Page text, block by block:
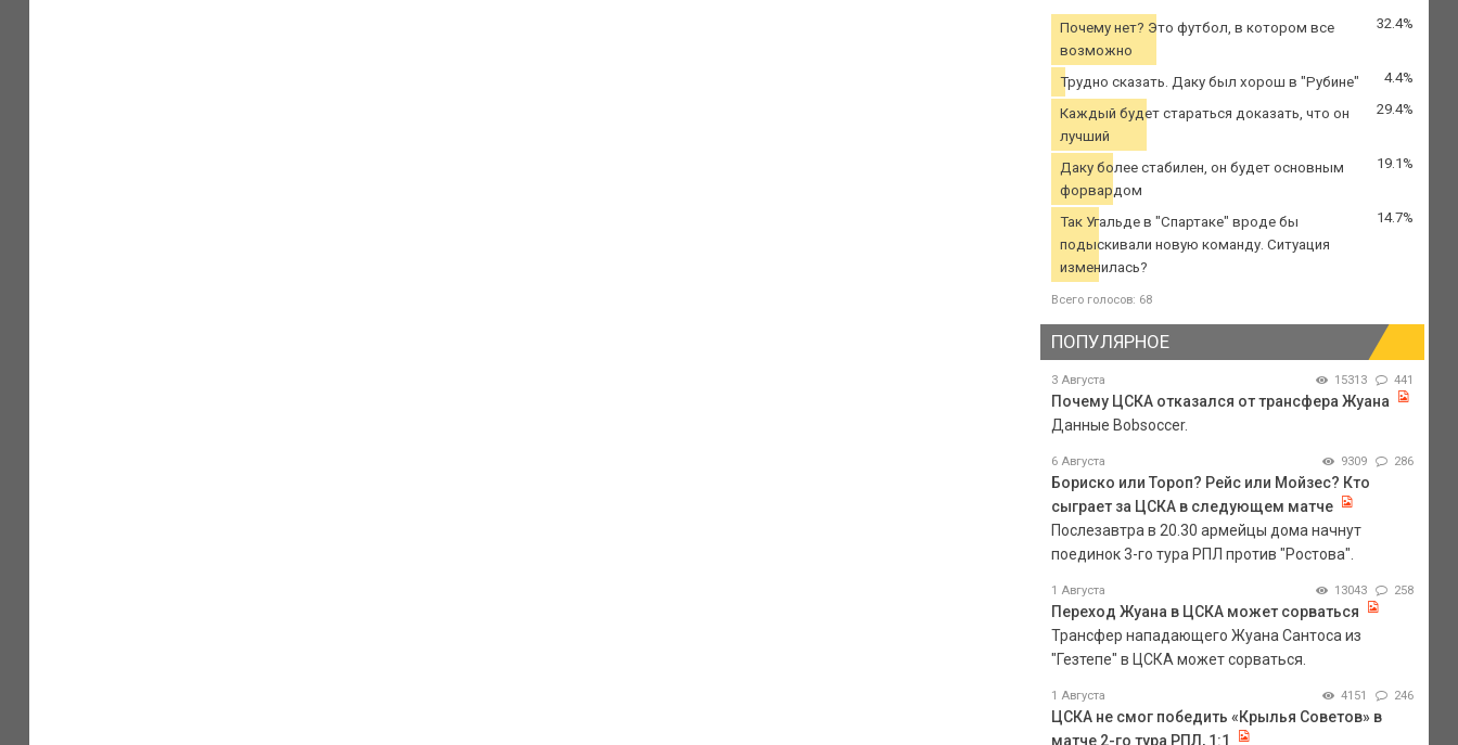
Почему нет? Это футбол, в котором все
возможно
32.4%
Трудно сказать. Даку был хорош в "Рубине" 4.4%
Каждый будет стараться доказать, что он
лучший
29.4%
Даку более стабилен, он будет основным
форвардом
19.1%
Так Угальде в "Спартаке" вроде бы
подыскивали новую команду. Ситуация
изменилась?
14.7%
Всего голосов: 68
ПОПУЛЯРНОЕ
3 Августа 15313 441
Почему ЦСКА отказался от трансфера Жуана
Данные Bobsoccer.
6 Августа 9309 286
Бориско или Тороп? Рейс или Мойзес? Кто
сыграет за ЦСКА в следующем матче
Послезавтра в 20.30 армейцы дома начнут
поединок 3-го тура РПЛ против "Ростова".
1 Августа 13043 258
Переход Жуана в ЦСКА может сорваться
Трансфер нападающего Жуана Сантоса из
"Гезтепе" в ЦСКА может сорваться.
1 Августа 4151 246
ЦСКА не смог победить «Крылья Советов» в
матче 2-го тура РПЛ, 1:1